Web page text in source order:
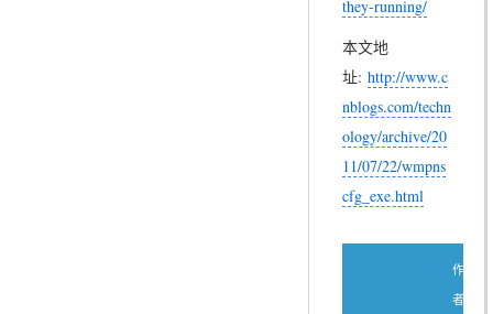
they-running/
本文地
址: http://www.c
nblogs.com/techn
ology/archive/20
11/07/22/wmpns
cfg_exe.html
作
者：